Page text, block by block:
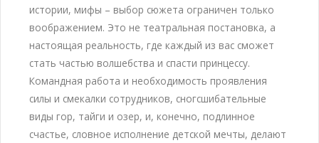
истории, мифы – выбор сюжета ограничен только
воображением. Это не театральная постановка, а
настоящая реальность, где каждый из вас сможет
стать частью волшебства и спасти принцессу.
Командная работа и необходимость проявления
силы и смекалки сотрудников, сногсшибательные
виды гор, тайги и озер, и, конечно, подлинное
счастье, словное исполнение детской мечты, делают